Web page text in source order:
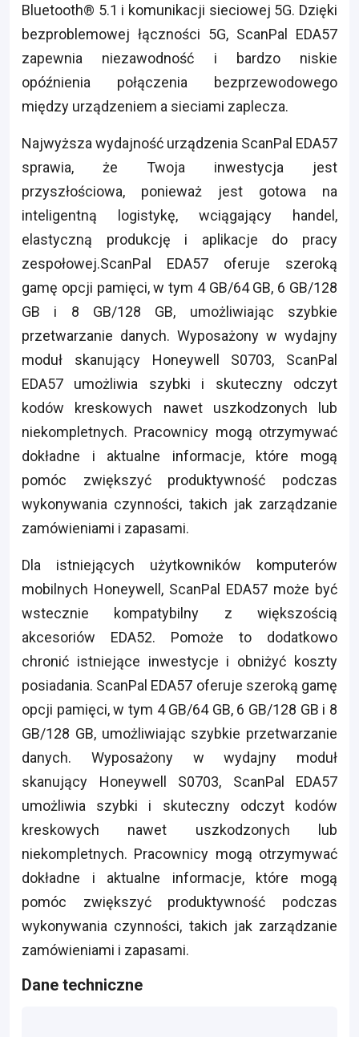
Bluetooth® 5.1 i komunikacji sieciowej 5G. Dzięki
bezproblemowej łączności 5G, ScanPal EDA57
zapewnia niezawodność i bardzo niskie
opóźnienia połączenia bezprzewodowego
między urządzeniem a sieciami zaplecza.
Najwyższa wydajność urządzenia ScanPal EDA57
sprawia, że Twoja inwestycja jest
przyszłościowa, ponieważ jest gotowa na
inteligentną logistykę, wciągający handel,
elastyczną produkcję i aplikacje do pracy
zespołowej.ScanPal EDA57 oferuje szeroką
gamę opcji pamięci, w tym 4 GB/64 GB, 6 GB/128
GB i 8 GB/128 GB, umożliwiając szybkie
przetwarzanie danych. Wyposażony w wydajny
moduł skanujący Honeywell S0703, ScanPal
EDA57 umożliwia szybki i skuteczny odczyt
kodów kreskowych nawet uszkodzonych lub
niekompletnych. Pracownicy mogą otrzymywać
dokładne i aktualne informacje, które mogą
pomóc zwiększyć produktywność podczas
wykonywania czynności, takich jak zarządzanie
zamówieniami i zapasami.
Dla istniejących użytkowników komputerów
mobilnych Honeywell, ScanPal EDA57 może być
wstecznie kompatybilny z większością
akcesoriów EDA52. Pomoże to dodatkowo
chronić istniejące inwestycje i obniżyć koszty
posiadania. ScanPal EDA57 oferuje szeroką gamę
opcji pamięci, w tym 4 GB/64 GB, 6 GB/128 GB i 8
GB/128 GB, umożliwiając szybkie przetwarzanie
danych. Wyposażony w wydajny moduł
skanujący Honeywell S0703, ScanPal EDA57
umożliwia szybki i skuteczny odczyt kodów
kreskowych nawet uszkodzonych lub
niekompletnych. Pracownicy mogą otrzymywać
dokładne i aktualne informacje, które mogą
pomóc zwiększyć produktywność podczas
wykonywania czynności, takich jak zarządzanie
zamówieniami i zapasami.
Dane techniczne